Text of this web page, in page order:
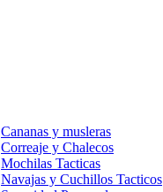
Cananas y musleras
Correaje y Chalecos
Mochilas Tacticas
Navajas y Cuchillos Tacticos